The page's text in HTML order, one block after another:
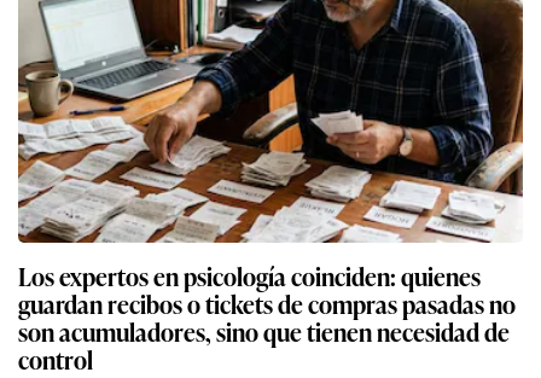
Los expertos en psicología coinciden: quienes
guardan recibos o tickets de compras pasadas no
son acumuladores, sino que tienen necesidad de
control